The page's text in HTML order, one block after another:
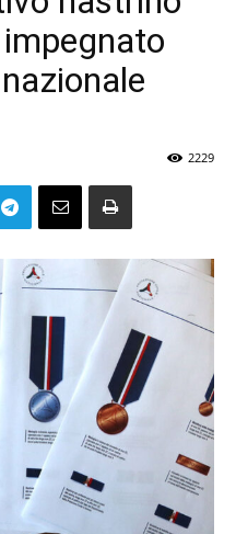
2229